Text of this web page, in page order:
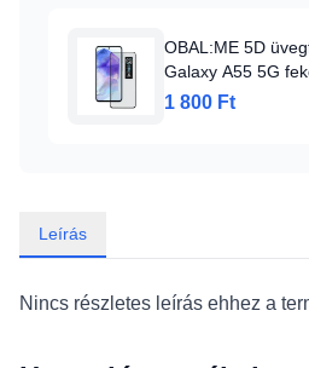
OBAL:ME 5D
Galaxy A55 5G
1 800 Ft
Leírás
Nincs részletes leírás ehhez a